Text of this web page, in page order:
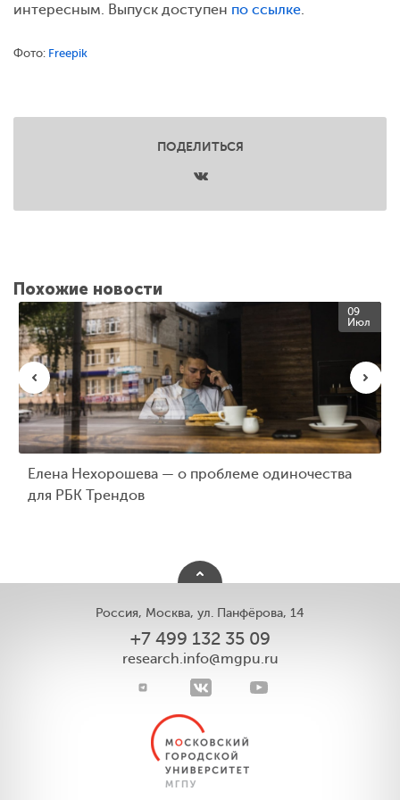
интересным. Выпуск доступен по ссылке.
Фото: Freepik
ПОДЕЛИТЬСЯ
Похожие новости
09
Июл
Елена Нехорошева — о проблеме одиночества
для РБК Трендов
Россия, Москва, ул. Панфёрова, 14
+7 499 132 35 09
research.info@mgpu.ru